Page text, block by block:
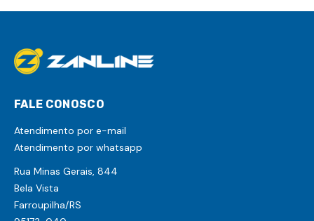
FALE CONOSCO
Atendimento por e-mail
Atendimento por whatsapp
Rua Minas Gerais, 844
Bela Vista
Farroupilha/RS